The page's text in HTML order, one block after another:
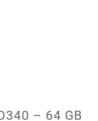
– 64 GB